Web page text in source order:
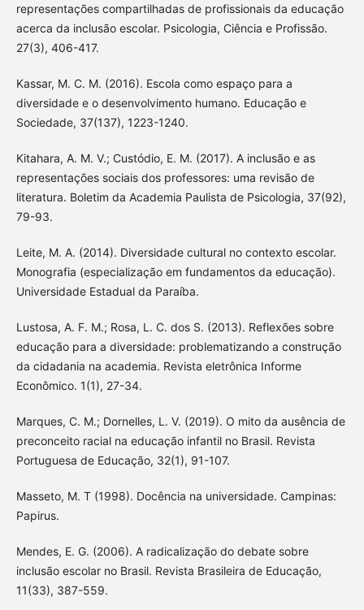
representações compartilhadas de profissionais da educação
acerca da inclusão escolar. Psicologia, Ciência e Profissão.
27(3), 406-417.
Kassar, M. C. M. (2016). Escola como espaço para a
diversidade e o desenvolvimento humano. Educação e
Sociedade, 37(137), 1223-1240.
Kitahara, A. M. V.; Custódio, E. M. (2017). A inclusão e as
representações sociais dos professores: uma revisão de
literatura. Boletim da Academia Paulista de Psicologia, 37(92),
79-93.
Leite, M. A. (2014). Diversidade cultural no contexto escolar.
Monografia (especialização em fundamentos da educação).
Universidade Estadual da Paraíba.
Lustosa, A. F. M.; Rosa, L. C. dos S. (2013). Reflexões sobre
educação para a diversidade: problematizando a construção
da cidadania na academia. Revista eletrônica Informe
Econômico. 1(1), 27-34.
Marques, C. M.; Dornelles, L. V. (2019). O mito da ausência de
preconceito racial na educação infantil no Brasil. Revista
Portuguesa de Educação, 32(1), 91-107.
Masseto, M. T (1998). Docência na universidade. Campinas:
Papirus.
Mendes, E. G. (2006). A radicalização do debate sobre
inclusão escolar no Brasil. Revista Brasileira de Educação,
11(33), 387-559.